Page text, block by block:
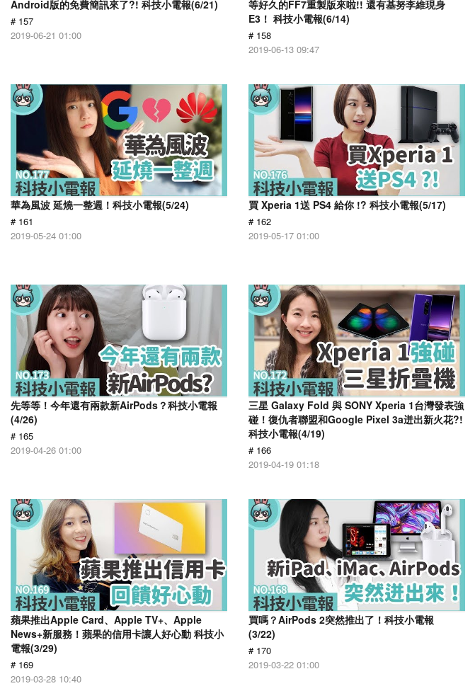
Android版的免費簡訊來了?! 科技小電報(6/21)
# 157
2019-06-21 01:00
等好久的FF7重製版來啦!! 還有基努李維現身
E3！ 科技小電報(6/14)
# 158
2019-06-13 09:47
華為風波 延燒一整週！科技小電報(5/24)
# 161
2019-05-24 01:00
買 Xperia 1送 PS4 給你 !? 科技小電報(5/17)
# 162
2019-05-17 01:00
先等等！今年還有兩款新AirPods？科技小電報
(4/26)
# 165
2019-04-26 01:00
三星 Galaxy Fold 與 SONY Xperia 1台灣發表強
碰！復仇者聯盟和Google Pixel 3a迸出新火花?!
科技小電報(4/19)
# 166
2019-04-19 01:18
蘋果推出Apple Card、Apple TV+、Apple
News+新服務！蘋果的信用卡讓人好心動 科技小
電報(3/29)
# 169
2019-03-28 10:40
買嗎？AirPods 2突然推出了！科技小電報
(3/22)
# 170
2019-03-22 01:00